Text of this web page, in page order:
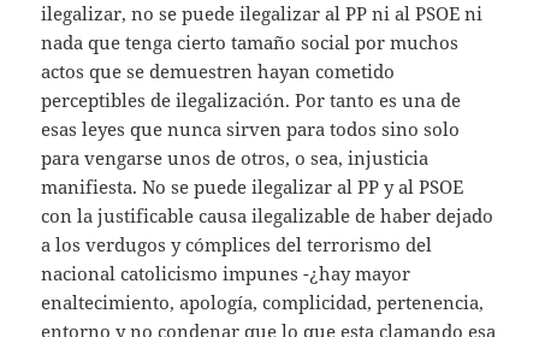
ilegalizar, no se puede ilegalizar al PP ni al PSOE ni
nada que tenga cierto tamaño social por muchos
actos que se demuestren hayan cometido
perceptibles de ilegalización. Por tanto es una de
esas leyes que nunca sirven para todos sino solo
para vengarse unos de otros, o sea, injusticia
manifiesta. No se puede ilegalizar al PP y al PSOE
con la justificable causa ilegalizable de haber dejado
a los verdugos y cómplices del terrorismo del
nacional catolicismo impunes -¿hay mayor
enaltecimiento, apología, complicidad, pertenencia,
entorno y no condenar que lo que esta clamando esa